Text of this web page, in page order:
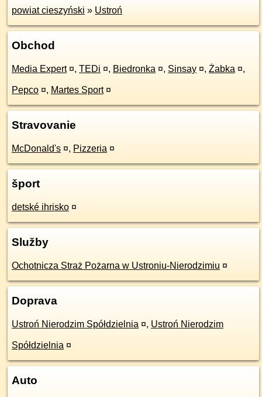
powiat cieszyński » Ustroń
Obchod
Media Expert ¤, TEDi ¤, Biedronka ¤, Sinsay ¤, Żabka ¤,
Pepco ¤, Martes Sport ¤
Stravovanie
McDonald's ¤, Pizzeria ¤
šport
detské ihrisko ¤
Služby
Ochotnicza Straż Pożarna w Ustroniu-Nierodzimiu ¤
Doprava
Ustroń Nierodzim Spółdzielnia ¤, Ustroń Nierodzim
Spółdzielnia ¤
Auto